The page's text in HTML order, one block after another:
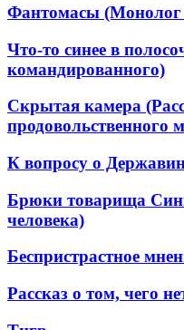
Фантомасы (Монолог
Что-то синее в
командированного)
Скрытая камера
продовольственного
К вопросу о
Брюки товарища
человека)
Беспристрастное
Рассказ о том, чего